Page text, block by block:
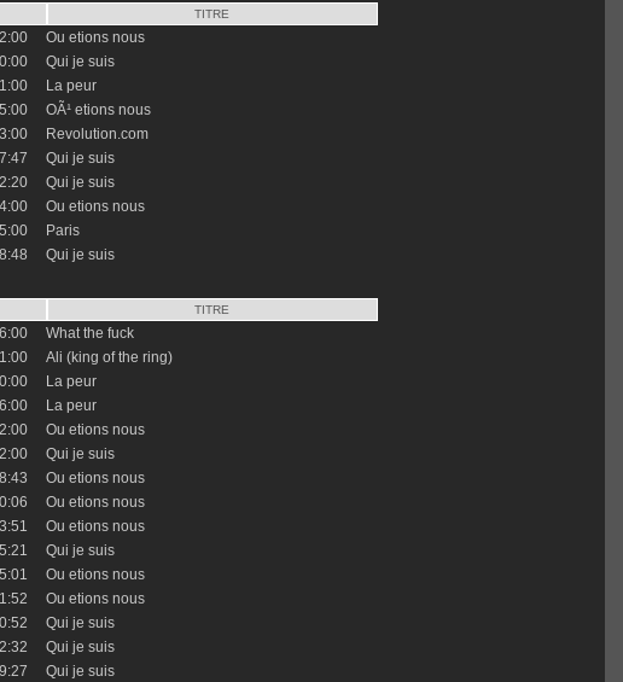
TITRE
Ou etions nous
Qui je suis
La peur
OÃ¹ etions nous
Revolution.com
Qui je suis
Qui je suis
Ou etions nous
Paris
Qui je suis
TITRE
What the fuck
Ali (king of the ring)
La peur
La peur
Ou etions nous
Qui je suis
Ou etions nous
Ou etions nous
Ou etions nous
Qui je suis
Ou etions nous
Ou etions nous
Qui je suis
Qui je suis
Qui je suis